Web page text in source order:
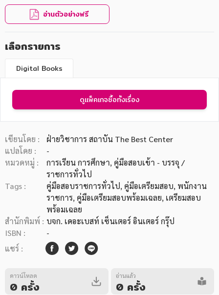
หมวดหมู่หนังสือ
หมวดหมู่ยอดนิยม
หนังสือออกใหม่ หนังสือยอดนิยม
หนังสือเสียง
โปรโมชั่นลดราคา
อ่านตัวอย่างฟรี
เลือกรายการ
Digital Books
ดูแพ็คเกจซื้อทั้งเรื่อง
เขียนโดย :
ฝ่ายวิชาการ สถาบัน The Best Center
แปลโดย :
-
หมวดหมู่ :
การเรียน การศึกษา, คู่มือสอบเข้า - บรรจุ /
ราชการทั่วไป
Tags :
คู่มือสอบราชการทั่วไป, คู่มือเตรียมสอบ, พนักงาน
ราชการ, คู่มือเตรียมสอบพร้อมเฉลย, เตรียมสอบ
พร้อมเฉลย
สำนักพิมพ์ : บจก. เดอะเบสท์ เซ็นเตอร์ อินเตอร์ กรุ๊ป
ISBN :
-
แชร์ :
ดาวน์โหลด
0 ครั้ง
อ่านแล้ว
0 ครั้ง